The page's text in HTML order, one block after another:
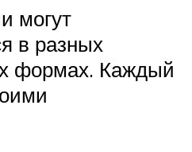
могут
в разных
формах. Каждый